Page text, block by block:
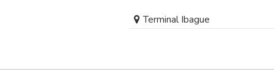
Terminal Ibague